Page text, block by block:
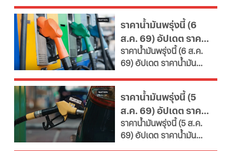
"โรงเรียนผู้สูงอายุ" มุ่งขับ
เคลื่อนสังคมสูงวัยอย่างมี
คุณค่า หนุนพัฒนา
ศักยภาพ-เรียนรู้ตลอดชีวิต
เผยช่องทางยื่นคำขอทั้ง
กทม.-ต่างจังหวัด พบ
ฝ่าฝืนเกณฑ์เสี่ยงถูกสั่ง
เพิกถอน
ราคาน้ำมันพรุ่งนี้ (6
ส.ค. 69) อัปเดต ราคา
น้ำมันล่าสุด จากปั๊ม
ใหญ่
ราคาน้ำมันพรุ่งนี้ (6 ส.ค.
69) อัปเดต ราคาน้ำมัน
ขนาดใหญ่ มีทั้งราคาน้ำมัน
ดีเซล เบนซิน และ แก๊สโซ
ฮอล์
ราคาน้ำมันพรุ่งนี้ (5
ส.ค. 69) อัปเดต ราคา
น้ำมันล่าสุด จากปั๊ม
ใหญ่
ราคาน้ำมันพรุ่งนี้ (5 ส.ค.
69) อัปเดต ราคาน้ำมัน